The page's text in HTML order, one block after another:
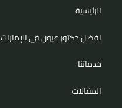
الرئيسية
افضل دكتور عيون فى الإمارات
خدماتنا
المقالات